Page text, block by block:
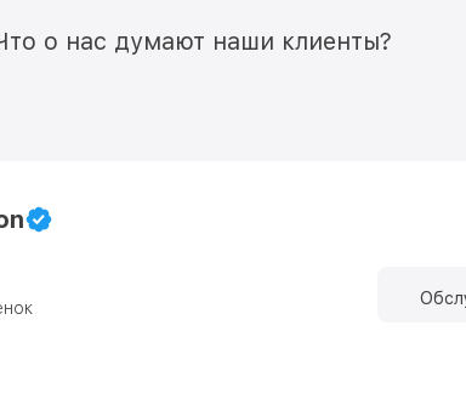
о нас думают наши клиенты?